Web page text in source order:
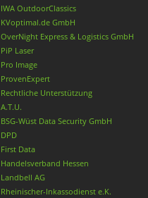
IWA OutdoorClassics
KVoptimal.de GmbH
OverNight Express & Logistics GmbH
PiP Laser
Pro Image
ProvenExpert
Rechtliche Unterstützung
A.T.U.
BSG-Wüst Data Security GmbH
DPD
First Data
Handelsverband Hessen
Landbell AG
Rheinischer-Inkassodienst e.K.